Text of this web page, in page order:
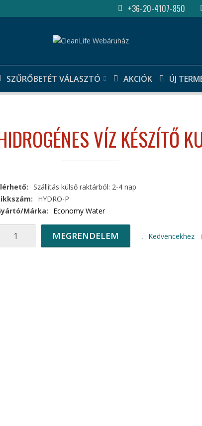
+36-20-4107-850
SZŰRŐBETÉT VÁLASZTÓ AKCIÓK ÚJ
VÍZ KÉSZÍTŐ
Szállítás külső raktárból: 2-4 nap
HYDRO-P
Márka:
Economy Water
MEGRENDELEM Kedvencekhez